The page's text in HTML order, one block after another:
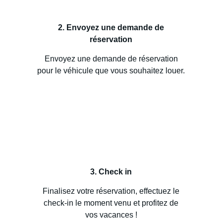
2. Envoyez une demande de
réservation
Envoyez une demande de réservation
pour le véhicule que vous souhaitez louer.
3. Check in
Finalisez votre réservation, effectuez le
check-in le moment venu et profitez de
vos vacances !